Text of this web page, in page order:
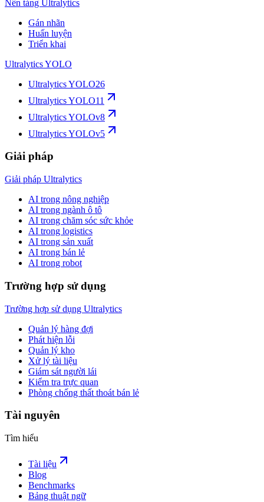
Nền tảng Ultralytics
Gán nhãn
Huấn luyện
Triển khai
Ultralytics YOLO
Ultralytics YOLO26
Ultralytics YOLO11
Ultralytics YOLOv8
Ultralytics YOLOv5
Giải pháp
Giải pháp Ultralytics
AI trong nông nghiệp
AI trong ngành ô tô
AI trong chăm sóc sức khỏe
AI trong logistics
AI trong sản xuất
AI trong bán lẻ
AI trong robot
Trường hợp sử dụng
Trường hợp sử dụng Ultralytics
Quản lý hàng đợi
Phát hiện lỗi
Quản lý kho
Xử lý tài liệu
Giám sát người lái
Kiểm tra trực quan
Phòng chống thất thoát bán lẻ
Tài nguyên
Tìm hiểu
Tài liệu
Blog
Benchmarks
Bảng thuật ngữ